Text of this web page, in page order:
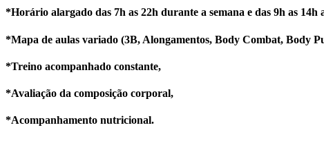
*Horário alargado das 7h as 22h durante a semana e das 9h as 14h
*Mapa de aulas variado (3B, Alongamentos, Body Combat, Body
*Treino acompanhado constante,
*Avaliação da composição corporal,
*Acompanhamento nutricional.